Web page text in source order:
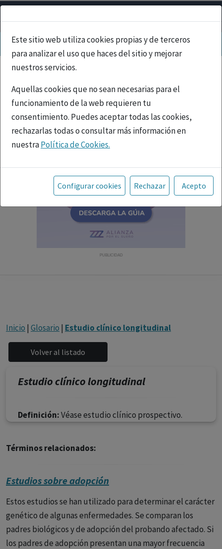
Este sitio web utiliza cookies propias y de terceros
para analizar el uso que haces del sitio y mejorar
nuestros servicios.
Aquellas cookies que no sean necesarias para el
funcionamiento de la web requieren tu
consentimiento. Puedes aceptar todas las cookies,
rechazarlas todas o consultar más información en
nuestraPolítica de Cookies.
Toda la información incluida en la Página Web está
referida a productos del mercado español y, por
tanto, dirigida a profesionales sanitarios legalmente
facultados para prescribir o dispensar medicamentos
con ejercicio profesional. La información técnica de los
fármacos se facilita a título meramente informativo,
Configurar cookies Rechazar Acepto
PUBLICIDAD
Inicio | Glosario | Estudio clínico longitudinal
Estudio clínico longitudinal
Definición:Véase estudio clínico prospectivo.
Términos relacionados:
Estudios sobre adopción
Estos estudios se han utilizado para determinar el carácter
genético de algunas enfermedades. Se comparan los
padres biológicos y de adopción del probando afectado. Si
los padres de adopción presentan una mayor frecuencia